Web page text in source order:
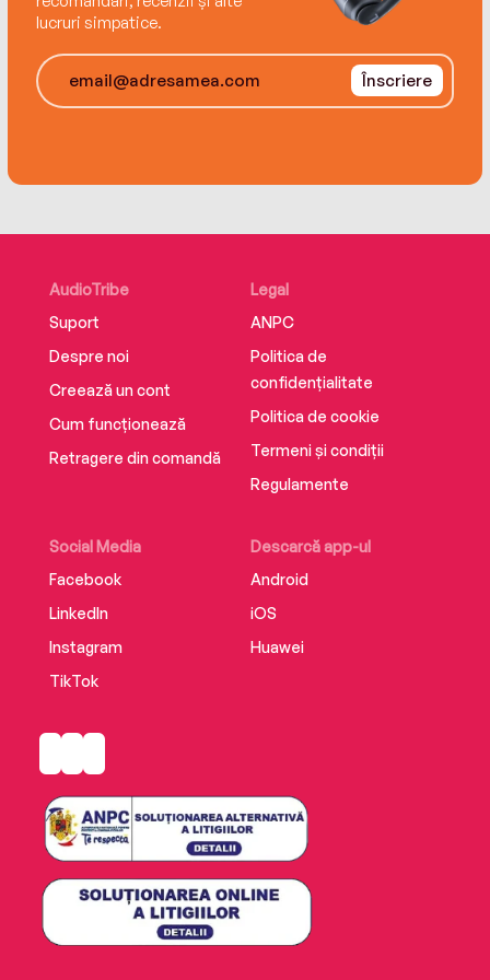
lucruri simpatice.
Înscriere
AudioTribe
Suport
Despre noi
Creează un cont
Cum funcționează
Retragere din comandă
Social Media
Facebook
LinkedIn
Instagram
TikTok
Descarcă app-ul
Android
iOS
Huawei
Legal
ANPC
Politica de
confidențialitate
Politica de cookie
Termeni și condiții
Regulamente